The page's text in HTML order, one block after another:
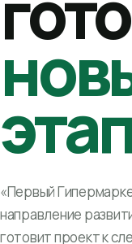
«Первый
направление
готовит проект к